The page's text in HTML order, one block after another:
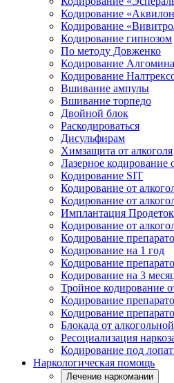
Кодирование
Кодирование
Кодирование гипнозом
По методу Довженко
Кодирование
Кодирование
Вшивание ампулы
Вшивание торпедо
Двойной блок
Раскодироваться
Дисульфирам
Химзащита от алкоголя
Лазерное кодирование
Кодирование SIT
Кодирование от
Кодирование от
Имплантация
Кодирование от
Кодирование
Кодирование на 1 год
Кодирование
Кодирование на 3
Тройное кодирование
Кодирование
Кодирование
Блокада от
Ресоциализация
Кодирование под
Наркологическая помощь
Лечение наркомании